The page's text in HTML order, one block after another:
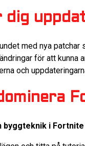
dig
med nya
för att
och
i Fortnite